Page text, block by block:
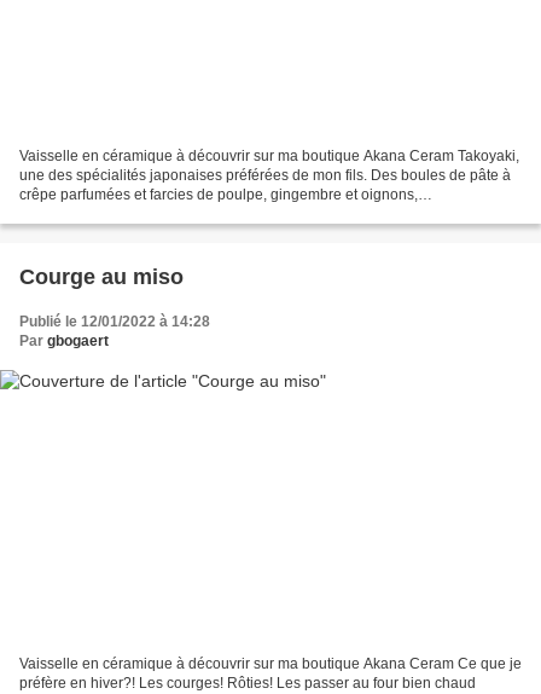
Vaisselle en céramique à découvrir sur ma boutique Akana Ceram Takoyaki,
une des spécialités japonaises préférées de mon fils. Des boules de pâte à
crêpe parfumées et farcies de poulpe, gingembre et oignons,
Courge au miso
Publié le 12/01/2022 à 14:28
Par gbogaert
Vaisselle en céramique à découvrir sur ma boutique Akana Ceram Ce que je
préfère en hiver?! Les courges! Rôties! Les passer au four bien chaud